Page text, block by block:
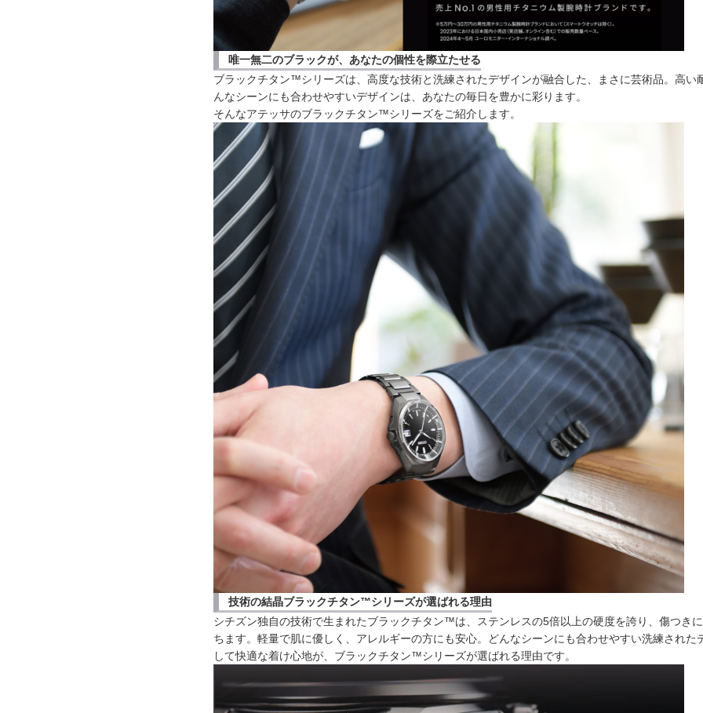
唯一無二のブラックが、あなたの個性を際立たせる
ブラックチタン™シリーズは、高度な技術と洗練されたデザインが融合した、まさに芸術品。高い
んなシーンにも合わせやすいデザインは、あなたの毎日を豊かに彩ります。
そんなアテッサのブラックチタン™シリーズをご紹介します。
技術の結晶ブラックチタン™シリーズが選ばれる理由
シチズン独自の技術で生まれたブラックチタン™は、ステンレスの5倍以上の硬度を誇り、傷つき
ちます。軽量で肌に優しく、アレルギーの方にも安心。どんなシーンにも合わせやすい洗練された
して快適な着け心地が、ブラックチタン™シリーズが選ばれる理由です。